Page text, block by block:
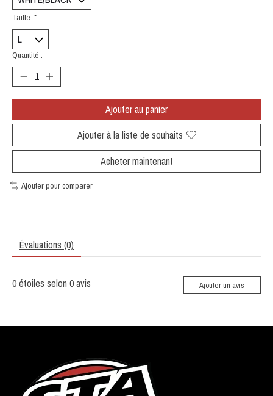
Taille: *
Quantité :
Ajouter au panier
Ajouter à la liste de souhaits
Acheter maintenant
Ajouter pour comparer
Évaluations (0)
0étoiles selon 0avis Ajouter un avis